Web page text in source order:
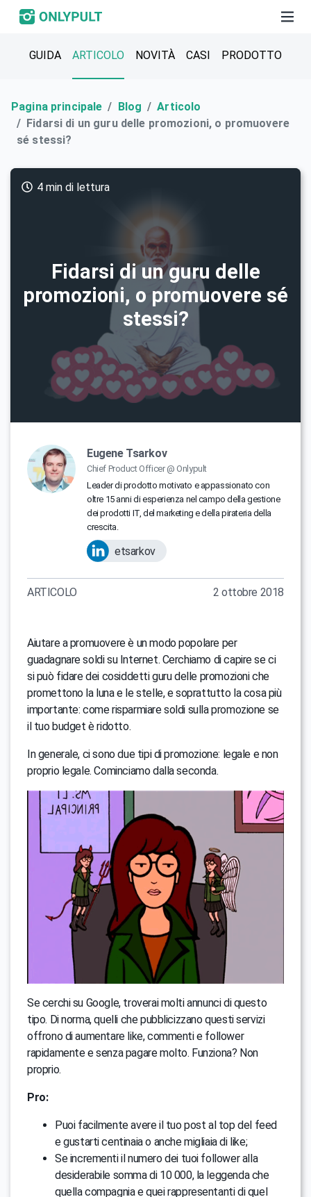
GUIDA ARTICOLO NOVITÀ СASI PRODOTTO
Pagina principale Blog
Articolo
Fidarsi di un guru delle promozioni, o promuovere
sé stessi?
Fidarsi di un guru delle
promozioni, o promuovere sé
stessi?
4 min di lettura
Eugene Tsarkov
Chief Product Officer @ Onlypult
Leader di prodotto motivato e appassionato con
oltre 15 anni di esperienza nel campo della gestione
dei prodotti IT, del marketing e della pirateria della
crescita.
etsarkov
ARTICOLO 2 ottobre 2018
Aiutare a promuovere è un modo popolare per
guadagnare soldi su Internet. Cerchiamo di capire se ci
si può fidare dei cosiddetti guru delle promozioni che
promettono la luna e le stelle, e soprattutto la cosa più
importante: come risparmiare soldi sulla promozione se
il tuo budget è ridotto.
In generale, ci sono due tipi di promozione: legale e non
proprio legale. Cominciamo dalla seconda.
Se cerchi su Google, troverai molti annunci di questo
tipo. Di norma, quelli che pubblicizzano questi servizi
offrono di aumentare like, commenti e follower
rapidamente e senza pagare molto. Funziona? Non
proprio.
Pro:
Puoi facilmente avere il tuo post al top del feed
e gustarti centinaia o anche migliaia di like;
Se incrementi il numero dei tuoi follower alla
desiderabile somma di 10 000, la leggenda che
quella compagnia e quei rappresentanti di quel